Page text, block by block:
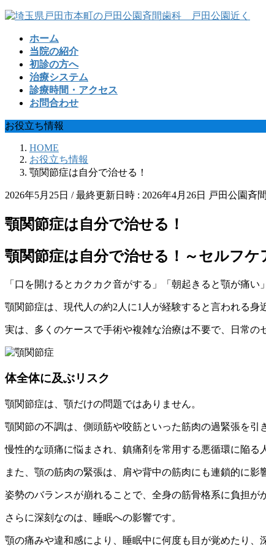
コ
ッ
プ
ナ
移
動
ホーム
当院の紹介
初診の方へ
治療システム
診療時間・アクセス
お問合わせ
お役立ち情報
HOME
お役立ち情報
顎関節症は自分で治せる！
2026年5月25日 / 最終更新日時 : 2026年4月26日 戸田公園斉
顎関節症は自分で治せる！
顎関節症は自分で治せる！～セルフケ
「口を開けるとカクカク音がする」「朝起きると顎が痛い
顎関節症は、現代人の約2人に1人が経験すると言われる身
実は、多くのケースで手術や複雑な治療は不要で、日常の
体全体に及ぶリスク
顎関節症は、顎だけの問題ではありません。
顎関節の不調は、側頭筋や咬筋といった筋肉の過緊張を引
慢性的な頭痛に悩まされ、鎮痛剤を常用する悪循環に陥る
また、顎の筋肉の緊張は、肩や背中の筋肉にも連鎖的に影
姿勢のバランスが崩れることで、全身の筋骨格系に負担が
さらに深刻なのは、睡眠への影響です。
顎の痛みや違和感により、睡眠中に何度も目が覚めたり、